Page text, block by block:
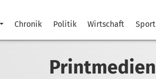
Chronik Politik Wirtschaft Sport
Printmedien